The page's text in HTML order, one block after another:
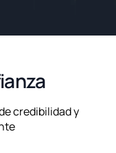
credibilidad y